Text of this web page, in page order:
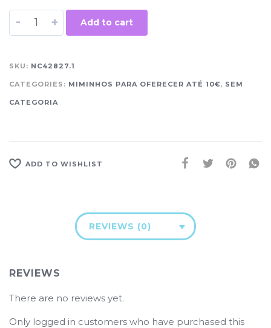
- + Add to cart
SKU: NC42827.1
CATEGORIES: MIMINHOS PARA OFERECER ATÉ 10€, SEM
CATEGORIA
ADD TO WISHLIST
REVIEWS (0)
REVIEWS
There are no reviews yet.
Only logged in customers who have purchased this